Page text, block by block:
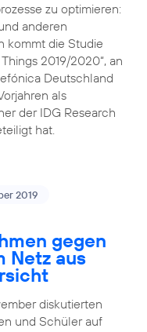
zu optimieren:
anderen
kommt die Studie
2019/2020“, an
Deutschland
als
der IDG Research
hat.
2019
gegen
Netz aus
diskutierten
und Schüler auf